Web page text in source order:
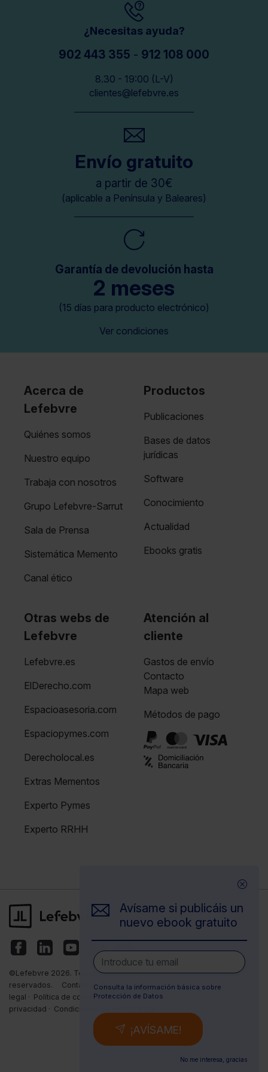
¿Necesitas ayuda?
902 443 355 - 912 108 000
8.30 - 19:00 (L-V)
clientes@lefebvre.es
Envío gratuito
a partir de 30€
(aplicable a Península y Baleares)
Garantía de devolución hasta
2 meses
(15 días para producto electrónico)
Ver condiciones
Acerca de
Lefebvre
Quiénes somos
Nuestro equipo
Trabaja con nosotros
Grupo Lefebvre-Sarrut
Sala de Prensa
Sistemática Memento
Canal ético
Productos
Publicaciones
Bases de datos
jurídicas
Software
Conocimiento
Actualidad
Ebooks gratis
Otras webs de
Lefebvre
Lefebvre.es
ElDerecho.com
Espacioasesoria.com
Espaciopymes.com
Derecholocal.es
Extras Mementos
Experto Pymes
Experto RRHH
Atención al
cliente
Gastos de envío
Contacto
Mapa web
Métodos de pago
©Lefebvre 2026. Todos los derechos
reservados.
Contacto · Índice · Aviso
legal · Política de cookies· Política de
privacidad · Condiciones de contratación
Avísame si publicáis un
nuevo ebook gratuito
Consulta la información básica sobre
Protección de Datos
¡AVÍSAME!
No me interesa, gracias